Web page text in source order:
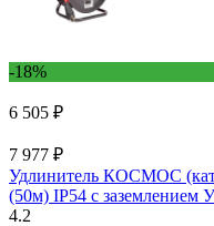
-18%
6 505 ₽
7 977 ₽
Удлинитель КОСМОС
(50м) IP54 с заземлением
4.2